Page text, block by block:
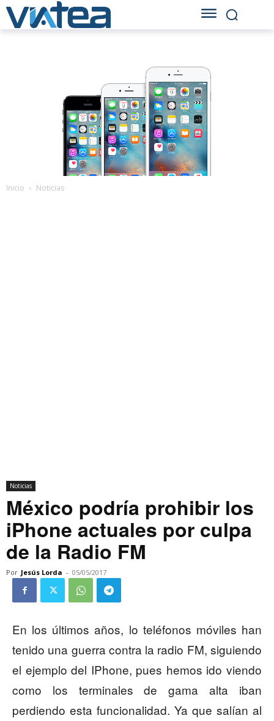
Inicio Noticias
Noticias
México podría prohibir los
iPhone actuales por culpa
de la Radio FM
Por Jesús Lorda - 05/05/2017
En los últimos años, lo teléfonos móviles han
tenido una guerra contra la radio FM, siguiendo
el ejemplo del IPhone, pues hemos ido viendo
como los terminales de gama alta iban
perdiendo esta funcionalidad. Ya que salían al